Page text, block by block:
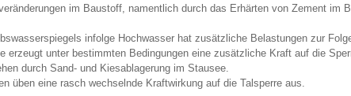
im Baustoff, namentlich durch das Erhärten von Zement im
infolge Hochwasser hat zusätzliche Belastungen zur
unter bestimmten Bedingungen eine zusätzliche Kraft auf die
durch Sand- und Kiesablagerung im Stausee.
üben eine rasch wechselnde Kraftwirkung auf die Talsperre aus.